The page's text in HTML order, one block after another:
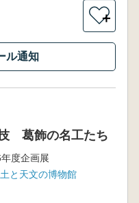
＋
ル通知
葛飾の名工たち
度企画展
と天文の博物館